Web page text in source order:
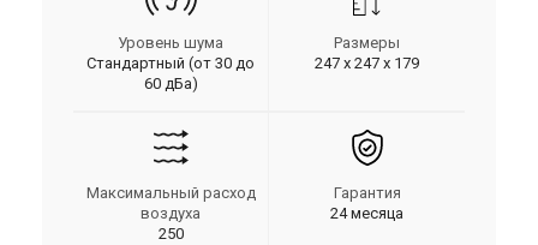
Уровень шума
Стандартный (от 30 до
60 дБа)
Размеры
247 х 247 х 179
Максимальный расход
воздуха
250
Гарантия
24 месяца